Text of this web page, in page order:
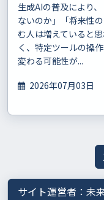
生成AIの普及により
ないのか」「将来性
む人は増えていると
く、特定ツールの操
変わる可能性が...
2026年07月03日
サイト運営者：未